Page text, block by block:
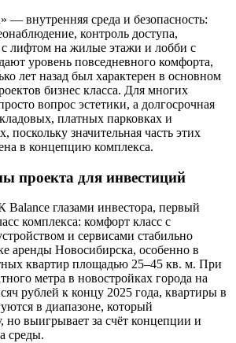
— внутренняя среда и безопасность:
контроль доступа,
лифтом на жилые этажи и лобби с
уровень повседневного комфорта,
лет назад был характерен в основном
бизнес класса. Для многих
вопрос эстетики, а долгосрочная
платных парковках и
поскольку значительная часть этих
в концепцию комплекса.
проекта для инвестиций
глазами инвестора, первый
комплекса: комфорт класс с
и сервисами стабильно
аренды Новосибирска, особенно в
квартир площадью 25–45 кв. м. При
метра в новостройках города на
рублей к концу 2025 года, квартиры в
в диапазоне, который
но выигрывает за счёт концепции и
среды.